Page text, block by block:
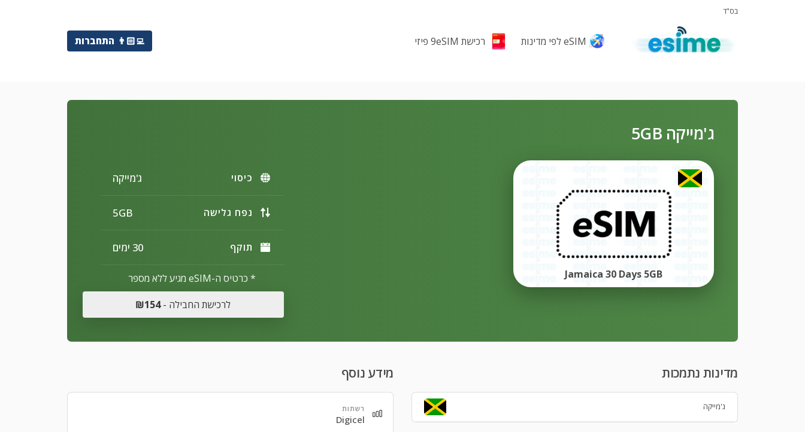
בס"ד
eSIM לפי מדינות רכישת 9eSIM פיזי 👨🏻‍💻 התחברות
ג'מייקה 5GB
Jamaica 30 Days 5GB
כיסוי ג'מייקה
נפח גלישה 5GB
תוקף 30 ימים
* כרטיס ה-eSIM מגיע ללא מספר
לרכישת החבילה -₪154
מדינות נתמכות
ג'מייקה
מידע נוסף
רשתות
Digicel